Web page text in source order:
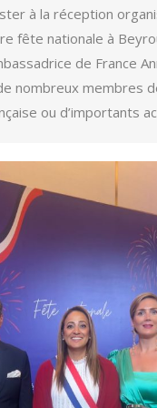
à la réception
fête nationale à
de France
nombreux membres
ou d’importants